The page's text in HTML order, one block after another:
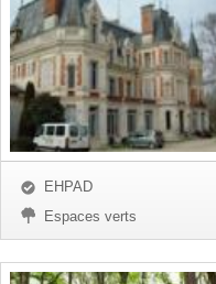
EHPAD
Espaces verts